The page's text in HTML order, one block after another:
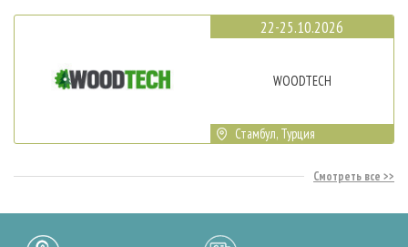
22-25.10.2026
WOODTECH
Стамбул, Турция
Смотреть все